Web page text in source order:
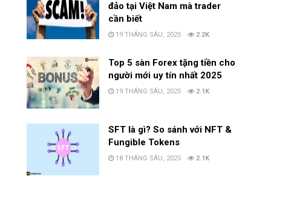
đảo tại Việt Nam mà trader
cần biết
19 THÁNG SÁU, 2025 2.2K
Top 5 sàn Forex tặng tiền cho
người mới uy tín nhất 2025
19 THÁNG SÁU, 2025 2.1K
SFT là gì? So sánh với NFT &
Fungible Tokens
18 THÁNG SÁU, 2025 2.1K